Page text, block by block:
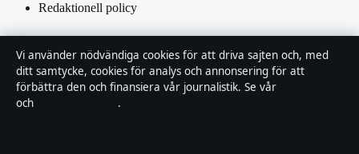
Redaktionell policy
Tillgänglighetsredogörelse
Vi använder nödvändiga cookies för att driva sajten och, med
ditt samtycke, cookies för analys och annonsering för att
förbättra den och finansiera vår journalistik. Se vår
och
.